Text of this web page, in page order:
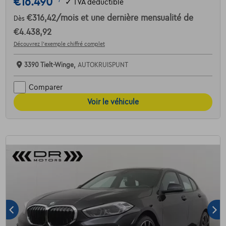
✓ TVA déductible
Dès €316,42/mois et une dernière mensualité de
€4.438,92
Découvrez l’exemple chiffré complet
3390 Tielt-Winge, AUTOKRUISPUNT
Comparer
Voir le véhicule